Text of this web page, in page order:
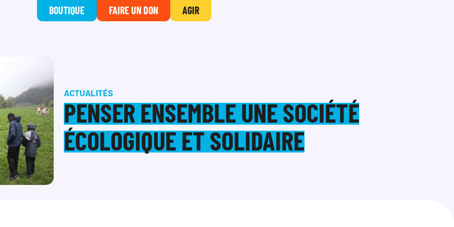
BOUTIQUE FAIRE UN DON AGIR
ACTUALITÉS
PENSER ENSEMBLE UNE SOCIÉTÉ
ÉCOLOGIQUE ET SOLIDAIRE